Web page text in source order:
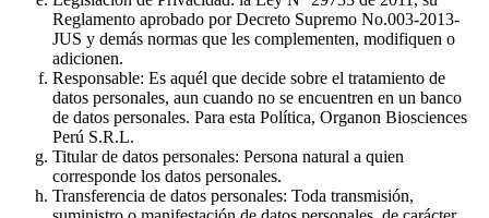
Reglamento aprobado por Decreto Supremo No.003-2013-
JUS y demás normas que les complementen, modifiquen o
adicionen.
Responsable: Es aquél que decide sobre el tratamiento de
datos personales, aun cuando no se encuentren en un banco
de datos personales. Para esta Política, Organon Biosciences
Perú S.R.L.
Titular de datos personales: Persona natural a quien
corresponde los datos personales.
Transferencia de datos personales: Toda transmisión,